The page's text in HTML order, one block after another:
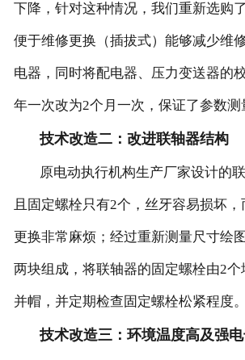
下降，针对这种情况，我们重新选购
便于维修更换（插拔式）能够减少维
电器，同时将配电器、压力变送器的
年一次改为2个月一次，保证了参数测
技术改造二：改进联轴器结构
原电动执行机构生产厂家设计的联
且固定螺栓只有2个，丝牙容易损坏
更换非常麻烦；经过重新测量尺寸绘
两块组成，将联轴器的固定螺栓由2
并帽，并定期检查固定螺栓松紧程度。
技术改造三：环境温度高及强